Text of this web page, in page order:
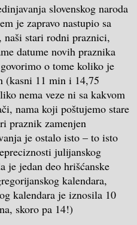
slovenskog naroda
je zapravo nastupio sa
naši stari rodni praznici,
datume novih praznika
o tome koliko je
(kasni 11 min i 14,75
nema veze ni sa kakvom
nama koji poštujemo stare
praznik zamenjen
je ostalo isto – to isto
julijanskog
je jedan deo hrišćanske
kalendara,
kalendara je iznosila 10
skoro pa 14!)